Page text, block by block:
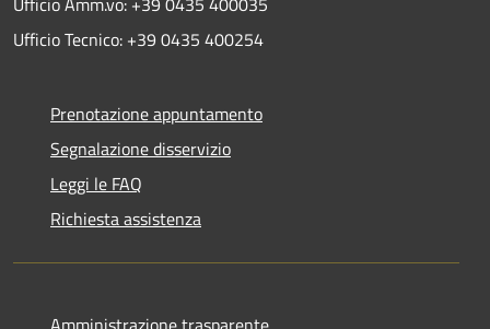
Ufficio Tecnico: +39 0435 400254
Prenotazione appuntamento
Segnalazione disservizio
Leggi le FAQ
Richiesta assistenza